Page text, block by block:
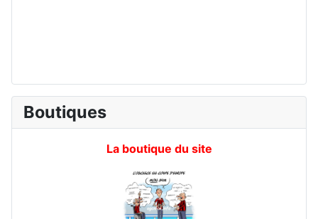
Boutiques
La boutique du site